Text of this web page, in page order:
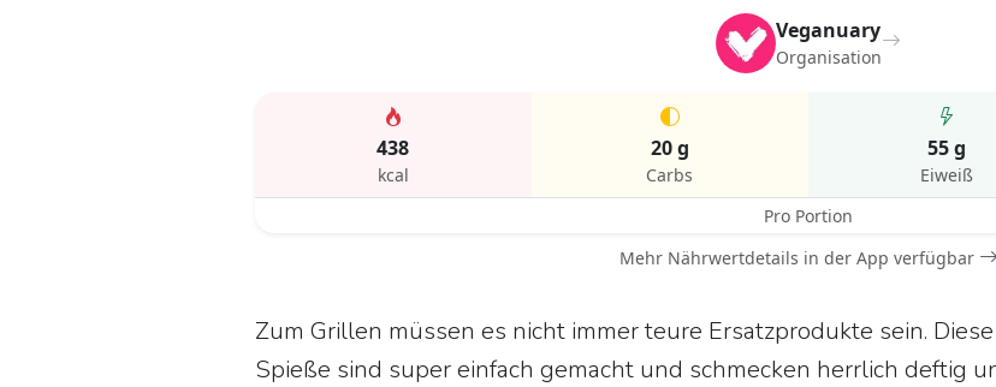
Veganuary
Organisation
438
kcal
20 g
Carbs
55 g
Eiweiß
Pro Portion
Mehr Nährwertdetails in der App verfügbar
Zum Grillen müssen es nicht immer teure Ersatzprodukte sein.
Spieße sind super einfach gemacht und schmecken herrlich deftig